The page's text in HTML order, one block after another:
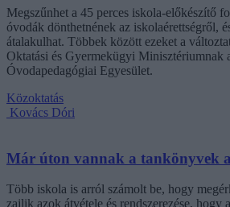
Megszűnhet a 45 perces iskola-előkészítő
óvodák dönthetnének az iskolaérettségről,
átalakulhat. Többek között ezeket a
Oktatási és Gyermekügyi Minisztériumnak
Óvodapedagógiai Egyesület.
Közoktatás
Kovács Dóri
Már úton vannak a tankönyvek
Több iskola is arról számolt be, hogy
zajlik azok átvétele és rendszerezése, hogy